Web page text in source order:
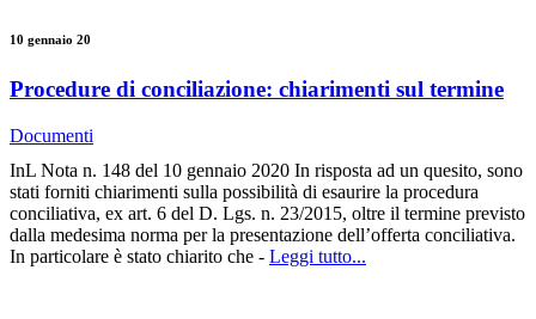
10 gennaio 20
Procedure di conciliazione: chiarimenti sul termine
Documenti
InL Nota n. 148 del 10 gennaio 2020 In risposta ad un quesito, sono
stati forniti chiarimenti sulla possibilità di esaurire la procedura
conciliativa, ex art. 6 del D. Lgs. n. 23/2015, oltre il termine previsto
dalla medesima norma per la presentazione dell’offerta conciliativa.
In particolare è stato chiarito che - Leggi tutto...